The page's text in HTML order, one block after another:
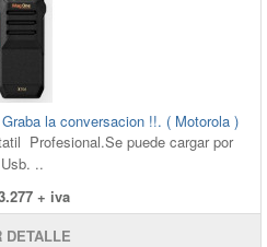
la conversacion !!. ( Motorola )
Profesional.Se puede cargar por
Usb. ..
+ iva
DETALLE